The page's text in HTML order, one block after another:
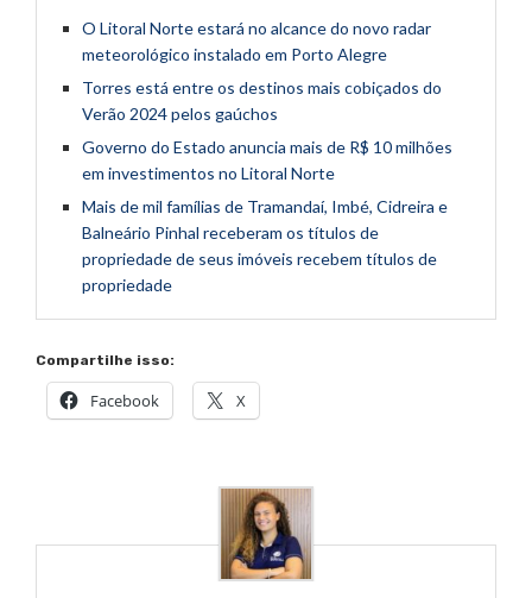
O Litoral Norte estará no alcance do novo radar
meteorológico instalado em Porto Alegre
Torres está entre os destinos mais cobiçados do
Verão 2024 pelos gaúchos
Governo do Estado anuncia mais de R$ 10 milhões
em investimentos no Litoral Norte
Mais de mil famílias de Tramandaí, Imbé, Cidreira e
Balneário Pinhal receberam os títulos de
propriedade de seus imóveis recebem títulos de
propriedade
Compartilhe isso:
Facebook X